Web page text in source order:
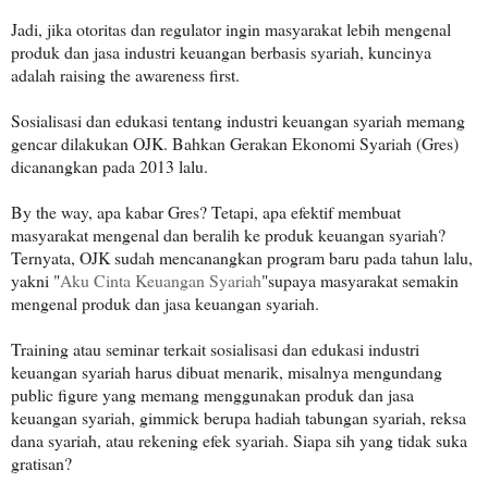
Jadi, jika otoritas dan regulator ingin masyarakat lebih mengenal
produk dan jasa industri keuangan berbasis syariah, kuncinya
adalah raising the awareness first.
Sosialisasi dan edukasi tentang industri keuangan syariah memang
gencar dilakukan OJK. Bahkan Gerakan Ekonomi Syariah (Gres)
dicanangkan pada 2013 lalu.
By the way, apa kabar Gres? Tetapi, apa efektif membuat
masyarakat mengenal dan beralih ke produk keuangan syariah?
Ternyata, OJK sudah mencanangkan program baru pada tahun lalu,
yakni "Aku Cinta Keuangan Syariah"supaya masyarakat semakin
mengenal produk dan jasa keuangan syariah.
Training atau seminar terkait sosialisasi dan edukasi industri
keuangan syariah harus dibuat menarik, misalnya mengundang
public figure yang memang menggunakan produk dan jasa
keuangan syariah, gimmick berupa hadiah tabungan syariah, reksa
dana syariah, atau rekening efek syariah. Siapa sih yang tidak suka
gratisan?